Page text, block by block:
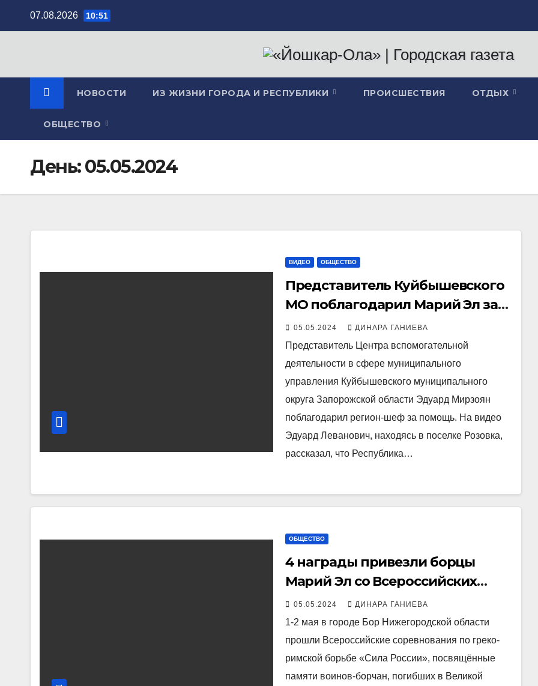
07.08.2026 10:51
НОВОСТИ ИЗ ЖИЗНИ ГОРОДА И РЕСПУБЛИКИ ПРОИСШЕСТВИЯ ОТДЫХ
ОБЩЕСТВО
День:05.05.2024
ВИДЕО ОБЩЕСТВО
Представитель Куйбышевского
МО поблагодарил Марий Эл за
саженцы
05.05.2024 ДИНАРА ГАНИЕВА
Представитель Центра вспомогательной
деятельности в сфере муниципального
управления Куйбышевского муниципального
округа Запорожской области Эдуард Мирзоян
поблагодарил регион-шеф за помощь. На видео
Эдуард Леванович, находясь в поселке Розовка,
рассказал, что Республика…
ОБЩЕСТВО
4 награды привезли борцы
Марий Эл со Всероссийских
соревнований
05.05.2024 ДИНАРА ГАНИЕВА
1-2 мая в городе Бор Нижегородской области
прошли Всероссийские соревнования по греко-
римской борьбе «Cила России», посвящённые
памяти воинов-борчан, погибших в Великой